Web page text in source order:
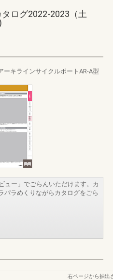
ログ2022-2023（土
ーキラインサイクルポートAR-A型
ュー」でごらんいただけます。カ
パラめくりながらカタログをごら
右ページから抽出